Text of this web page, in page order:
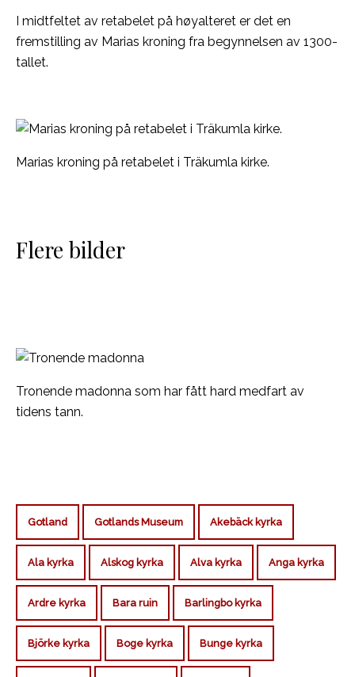
I midtfeltet av retabelet på høyalteret er det en
fremstilling av Marias kroning fra begynnelsen av 1300-
tallet.
Marias kroning på retabelet i Träkumla kirke.
Flere bilder
Tronende madonna som har fått hard medfart av
tidens tann.
Gotland Gotlands Museum Akebäck kyrka
Ala kyrka Alskog kyrka Alva kyrka Anga kyrka
Ardre kyrka Bara ruin Barlingbo kyrka
Björke kyrka Boge kyrka Bunge kyrka